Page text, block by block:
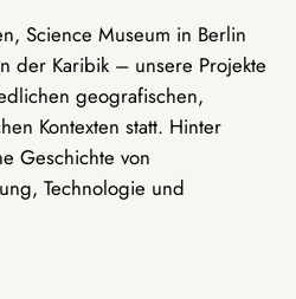
Science Museum in Berlin
der Karibik – unsere Projekte
geografischen,
Kontexten statt. Hinter
Geschichte von
Technologie und